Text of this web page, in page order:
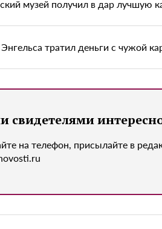
музей получил в дар лучшую
тратил деньги с чужой
свидетелями
на телефон, присылайте в